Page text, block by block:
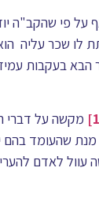
פי שהקב"ה
לו שכר עליה
הבא בעקבות
מקשה על דברי
מנת שהעומד בהם
עוול לאדם